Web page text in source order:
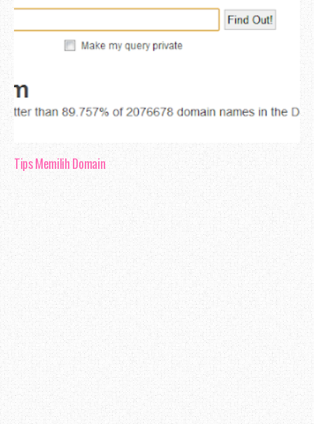
Tips Memilih Domain